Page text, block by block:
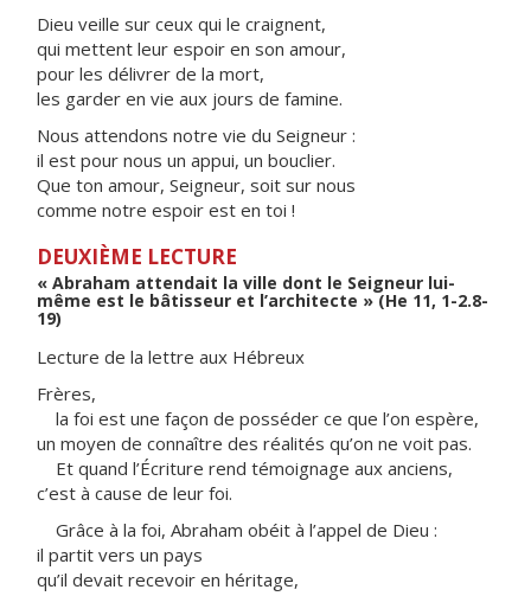
Dieu veille sur ceux qui le craignent,
qui mettent leur espoir en son amour,
pour les délivrer de la mort,
les garder en vie aux jours de famine.
Nous attendons notre vie du Seigneur :
il est pour nous un appui, un bouclier.
Que ton amour, Seigneur, soit sur nous
comme notre espoir est en toi !
DEUXIÈME LECTURE
« Abraham attendait la ville dont le Seigneur lui-
même est le bâtisseur et l’architecte » (He 11, 1-2.8-
19)
Lecture de la lettre aux Hébreux
Frères,
la foi est une façon de posséder ce que l’on espère,
un moyen de connaître des réalités qu’on ne voit pas.
Et quand l’Écriture rend témoignage aux anciens,
c’est à cause de leur foi.
Grâce à la foi, Abraham obéit à l’appel de Dieu :
il partit vers un pays
qu’il devait recevoir en héritage,